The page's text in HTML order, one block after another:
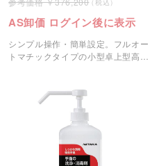
AS卸価 ログイン後に表示
シンプル操作・簡単設定。フルオー
トマチックタイプの小型卓上型高圧